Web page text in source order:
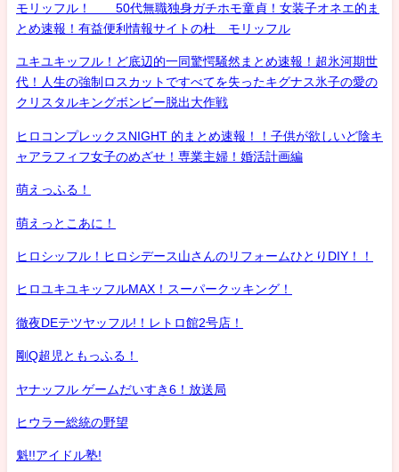
モリッフル！ 50代無職独身ガチホモ童貞！女装子オネエ的ま
とめ速報！有益便利情報サイトの杜 モリッフル
ユキユキッフル！ど底辺的一同驚愕騒然まとめ速報！超氷河期世
代！人生の強制ロスカットですべてを失ったキグナス氷子の愛の
クリスタルキングボンビー脱出大作戦
ヒロコンプレックスNIGHT 的まとめ速報！！子供が欲しいど陰キ
ャアラフィフ女子のめざせ！専業主婦！婚活計画編
萌えっふる！
萌えっとこあに！
ヒロシッフル！ヒロシデース山さんのリフォームひとりDIY！！
ヒロユキユキッフルMAX！スーパークッキング！
徹夜DEテツヤッフル!！レトロ館2号店！
剛Q超児ともっふる！
ヤナッフル ゲームだいすき6！放送局
ヒウラー総統の野望
魁!!アイドル塾!